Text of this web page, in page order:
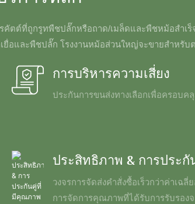
คัตต์ที่ถูกรูทพืชปลั๊กหรือถาด/เมล็ดและพืชหม้อสำเ
ยื่อและพืชปลั๊ก โรงงานหม้อส่วนใหญ่จะขายสำหรับ
การบริหารความเสี่ยง
ประกันการขนส่งทางเลือกเพื่อครอบค
ประสิทธิภาพ & การประ
วงจรการจัดส่งคำสั่งซื้อเร็วกว่าค่าเฉ
การจัดการคุณภาพที่ได้รับการรับรองจ